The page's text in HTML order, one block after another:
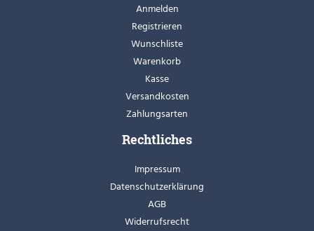
Anmelden
Registrieren
Wunschliste
Warenkorb
Kasse
Versandkosten
Zahlungsarten
Rechtliches
Impressum
Datenschutzerklärung
AGB
Widerrufsrecht